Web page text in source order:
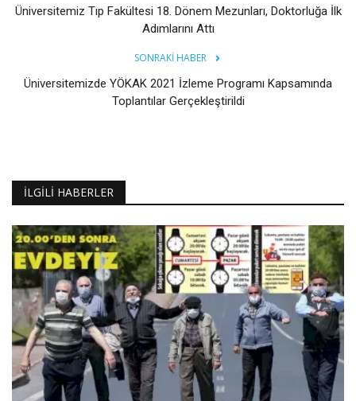
Üniversitemiz Tıp Fakültesi 18. Dönem Mezunları, Doktorluğa İlk
Adımlarını Attı
SONRAKI HABER
Üniversitemizde YÖKAK 2021 İzleme Programı Kapsamında
Toplantılar Gerçekleştirildi
İLGILI HABERLER